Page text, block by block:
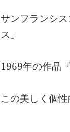
サンフランシ
ス」
1969年の作品
この美しく個